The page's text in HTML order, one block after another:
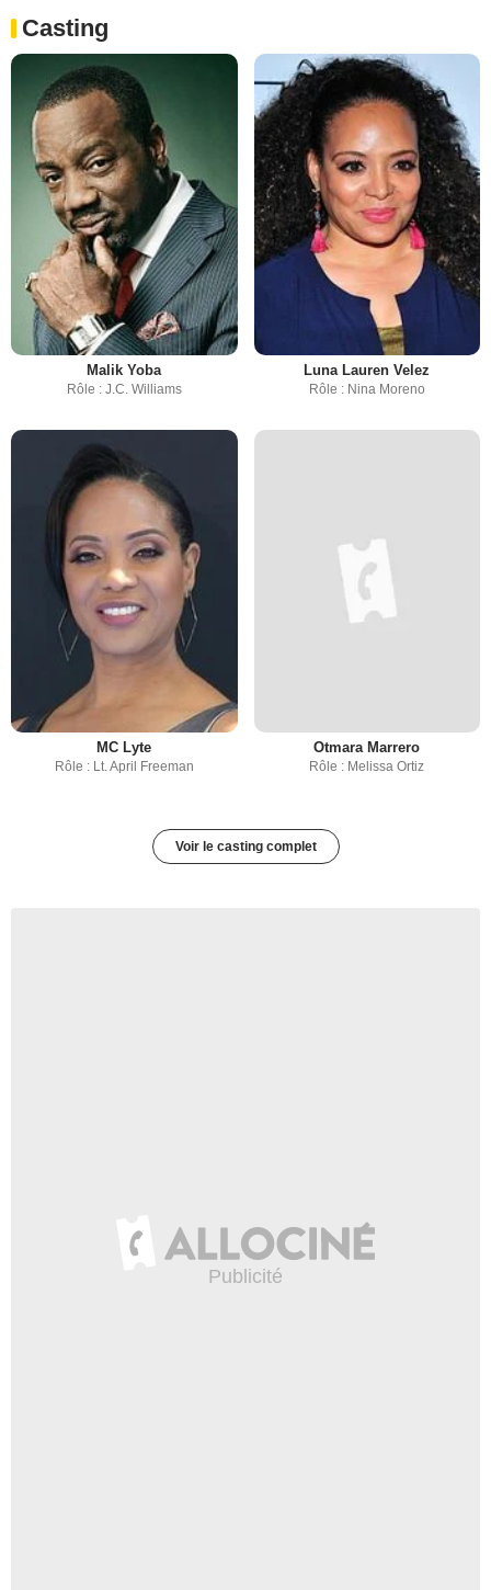
Casting
Malik Yoba
Rôle : J.C. Williams
Luna Lauren Velez
Rôle : Nina Moreno
MC Lyte
Rôle : Lt. April Freeman
Otmara Marrero
Rôle : Melissa Ortiz
Voir le casting complet